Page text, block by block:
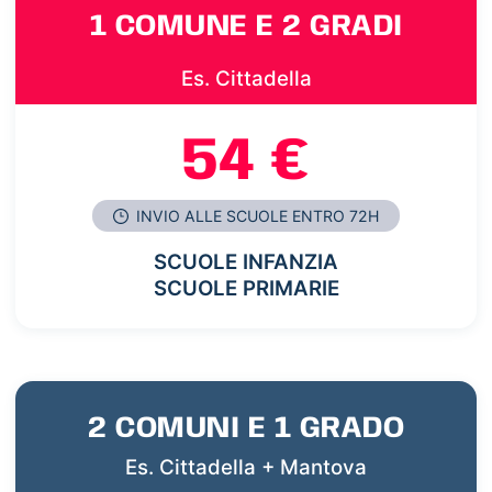
1 COMUNE E 2 GRADI
Es. Cittadella
54 €
INVIO ALLE SCUOLE ENTRO 72H
SCUOLE INFANZIA
SCUOLE PRIMARIE
2 COMUNI E 1 GRADO
Es. Cittadella + Mantova